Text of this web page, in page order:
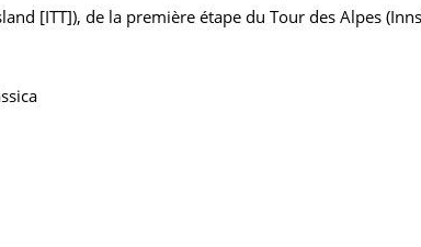
[ITT]), de la première étape du Tour des Alpes